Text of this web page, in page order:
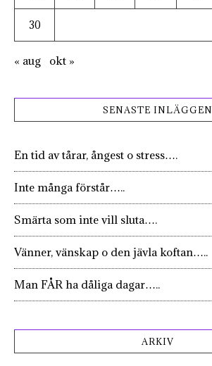
30
« aug okt »
SENASTE INLÄGGEN
En tid av tårar, ångest o stress….
Inte många förstår…..
Smärta som inte vill sluta….
Vänner, vänskap o den jävla koftan…..
Man FÅR ha dåliga dagar…..
ARKIV